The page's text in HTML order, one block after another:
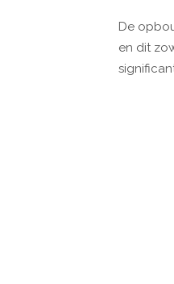
De
en dit